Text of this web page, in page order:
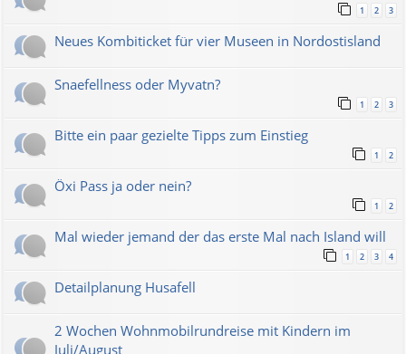
1 2 3
Neues Kombiticket für vier Museen in Nordostisland
Snaefellness oder Myvatn?
1 2 3
Bitte ein paar gezielte Tipps zum Einstieg
1 2
Öxi Pass ja oder nein?
1 2
Mal wieder jemand der das erste Mal nach Island will
1 2 3 4
Detailplanung Husafell
2 Wochen Wohnmobilrundreise mit Kindern im
Juli/August